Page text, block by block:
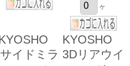
ヶ
サイドミラ
KYOSHO
3Dリアウイ